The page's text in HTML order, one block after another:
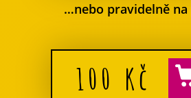
…nebo pravidelně na
100 Kč